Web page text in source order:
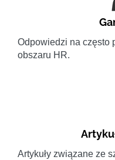
Odpowiedzi na często
obszaru HR.
Artykuły związane ze